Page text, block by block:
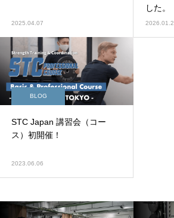
2025.04.07
した。
BLOG
STC Japan 講習会（コー
ス）初開催！
2023.06.06